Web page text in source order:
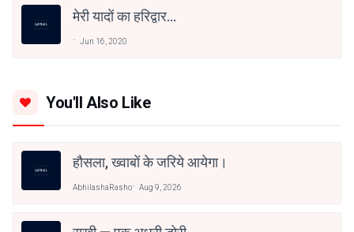
मेरी यादों का हरिद्वार...
Jun 16, 2020
You'll Also Like
हौसला, ख्वाबों के जरिये आयेगा।
AbhilashaRasho Aug 9, 2026